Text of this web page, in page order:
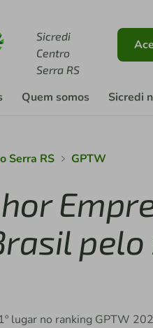
Sicredi
Centro
Serra RS
Quem somos Sicredi
Serra RS GPTW
lugar no ranking GPTW